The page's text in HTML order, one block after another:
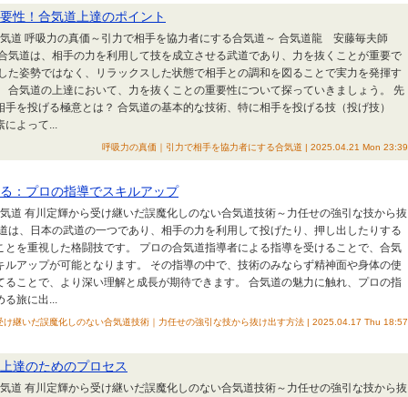
性！合気道上達のポイント
道 呼吸力の真価～引力で相手を協力者にする合気道～ 合気道龍 安藤毎夫師
道は、相手の力を利用して技を成立させる武道であり、力を抜くことが重要で
た姿勢ではなく、リラックスした状態で相手との調和を図ることで実力を発揮す
合気道の上達において、力を抜くことの重要性について探っていきましょう。 先
手を投げる極意とは？ 合気道の基本的な技術、特に相手を投げる技（投げ技）
によって...
呼吸力の真価｜引力で相手を協力者にする合気道 | 2025.04.21 Mon 23:39
：プロの指導でスキルアップ
道 有川定輝から受け継いだ誤魔化しのない合気道技術～力任せの強引な技から抜
は、日本の武道の一つであり、相手の力を利用して投げたり、押し出したりする
とを重視した格闘技です。 プロの合気道指導者による指導を受けることで、合気
ルアップが可能となります。 その指導の中で、技術のみならず精神面や身体の使
ることで、より深い理解と成長が期待できます。 合気道の魅力に触れ、プロの指
る旅に出...
け継いだ誤魔化しのない合気道技術｜力任せの強引な技から抜け出す方法 | 2025.04.17 Thu 18:57
達のためのプロセス
道 有川定輝から受け継いだ誤魔化しのない合気道技術～力任せの強引な技から抜